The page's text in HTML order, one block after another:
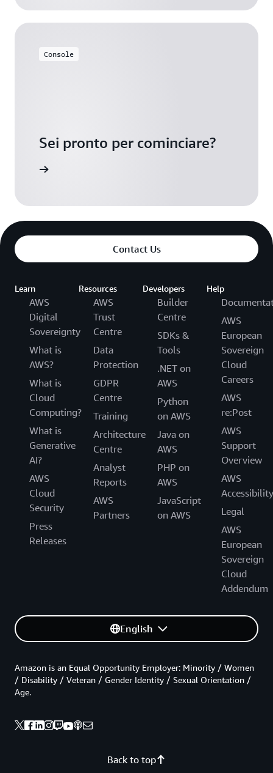
Console
Sei pronto per cominciare?
Contact Us
Learn
AWS
Digital
Sovereignty
What is
AWS?
What is
Cloud
Computing?
What is
Generative
AI?
AWS
Cloud
Security
Press
Releases
Resources
AWS
Trust
Centre
Data
Protection
GDPR
Centre
Training
Architecture
Centre
Analyst
Reports
AWS
Partners
Developers
Builder
Centre
SDKs &
Tools
.NET on
AWS
Python
on AWS
Java on
AWS
PHP on
AWS
JavaScript
on AWS
Help
AWS
European
Sovereign
Cloud
Careers
AWS
re:Post
AWS
Support
Overview
AWS
Accessibility
Legal
AWS
European
Sovereign
Cloud
Addendum
English
Back to top
Amazon is an Equal Opportunity Employer: Minority / Women
/ Disability / Veteran / Gender Identity / Sexual Orientation /
Age.